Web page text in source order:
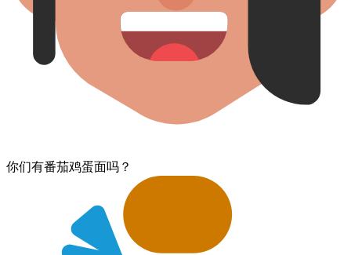
你们​有​番茄鸡蛋面​吗？